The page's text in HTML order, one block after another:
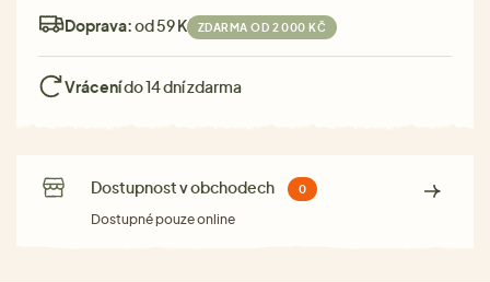
Doprava:od 59 Kč ZDARMA OD 2 000 KČ
Vrácenído 14 dní zdarma
Dostupnost v obchodech 0
Dostupné pouze online